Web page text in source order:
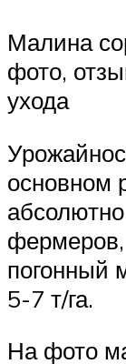
Малина
фото,
ухода
основном
фермеров,
погонный
5-7 т/га.
На фото